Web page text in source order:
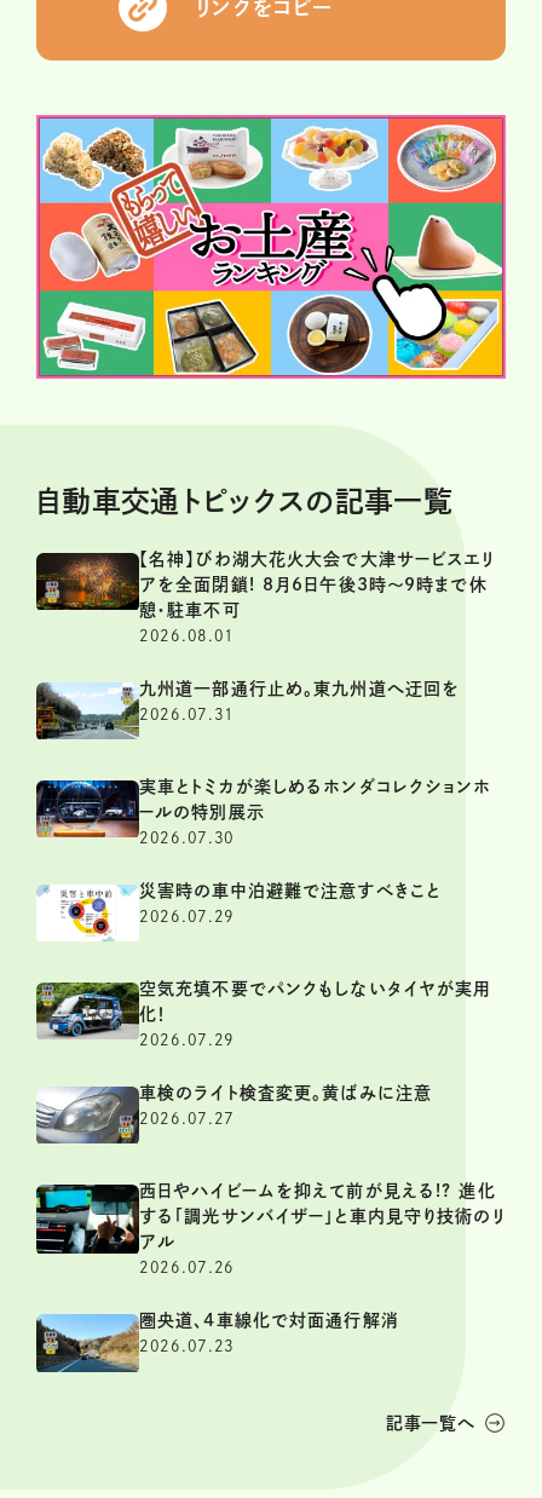
リンクをコピー
自動車交通トピックスの記事一覧
【名神】びわ湖大花火大会で大津サービスエリ
アを全面閉鎖! 8月6日午後3時～9時まで休
憩・駐車不可
2026.08.01
九州道一部通行止め。東九州道へ迂回を
2026.07.31
実車とトミカが楽しめるホンダコレクションホ
ールの特別展示
2026.07.30
災害時の車中泊避難で注意すべきこと
2026.07.29
空気充填不要でパンクもしないタイヤが実用
化！
2026.07.29
車検のライト検査変更。黄ばみに注意
2026.07.27
西日やハイビームを抑えて前が見える!? 進化
する「調光サンバイザー」と車内見守り技術のリ
アル
2026.07.26
圏央道、4車線化で対面通行解消
2026.07.23
記事一覧へ